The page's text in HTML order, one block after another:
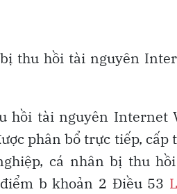
thu hồi tài nguyên
hồi tài nguyên Internet
phân bổ trực tiếp, cấp
cá nhân bị thu
b khoản 2 Điều 53